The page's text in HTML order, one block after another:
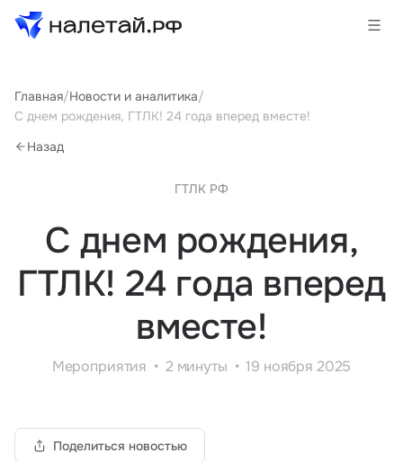
Товары
Услуги
Биржа
О проекте
Государственные программы
Партнеры
info@naletai.su
Главная/Новости и аналитика/
С днем рождения, ГТЛК! 24 года вперед вместе!
Назад
С днем рождения,
ГТЛК! 24 года вперед
вместе!
Мероприятия 2 минуты 19 ноября 2025
ГТЛК РФ
Поделиться новостью